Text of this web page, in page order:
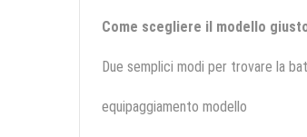
Come scegliere il modello
Due semplici modi per trovare la
equipaggiamento modello